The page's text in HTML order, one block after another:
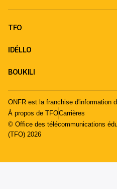
TFO
IDÉLLO
BOUKILI
ONFR est la franchise d'information
À propos de TFOCarrières
© Office des télécommunications
(TFO) 2026